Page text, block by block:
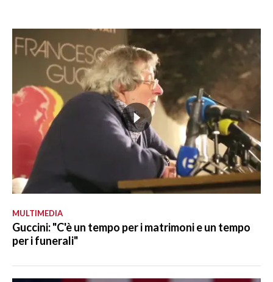
MULTIMEDIA
Guccini: "C'è un tempo per i matrimoni e un tempo
per i funerali"